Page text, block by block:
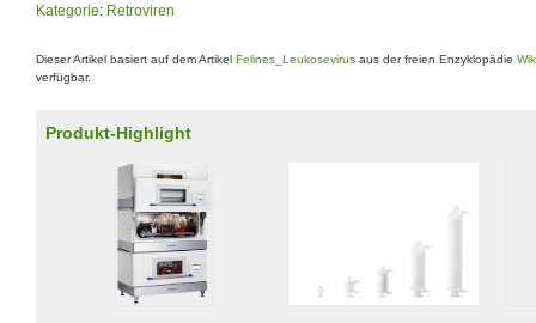
Kategorie: Retroviren
Dieser Artikel basiert auf dem Artikel Felines_Leukosevirus aus der freien Enzyklopädie
verfügbar.
Produkt-Highlight